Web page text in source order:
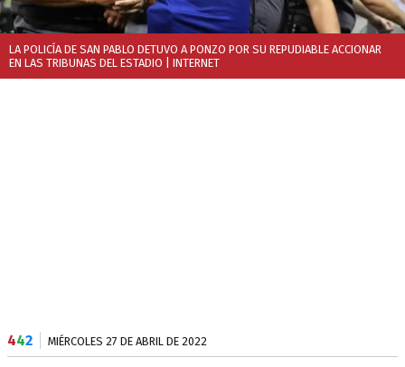
LA POLICÍA DE SAN PABLO DETUVO A PONZO POR SU REPUDIABLE ACCIONAR
EN LAS TRIBUNAS DEL ESTADIO | INTERNET
442 MIÉRCOLES 27 DE ABRIL DE 2022